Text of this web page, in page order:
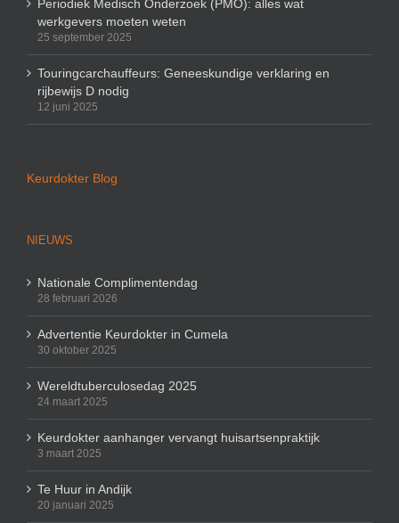
Periodiek Medisch Onderzoek (PMO): alles wat
werkgevers moeten weten
25 september 2025
Touringcarchauffeurs: Geneeskundige verklaring en
rijbewijs D nodig
12 juni 2025
Keurdokter Blog
NIEUWS
Nationale Complimentendag
28 februari 2026
Advertentie Keurdokter in Cumela
30 oktober 2025
Wereldtuberculosedag 2025
24 maart 2025
Keurdokter aanhanger vervangt huisartsenpraktijk
3 maart 2025
Te Huur in Andijk
20 januari 2025